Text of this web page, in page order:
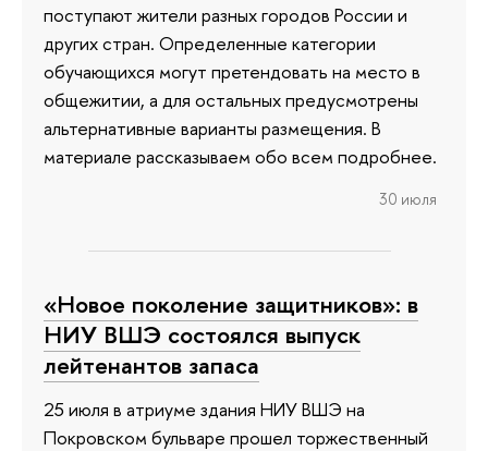
поступают жители разных городов России и
других стран. Определенные категории
обучающихся могут претендовать на место в
общежитии, а для остальных предусмотрены
альтернативные варианты размещения. В
материале рассказываем обо всем подробнее.
30 июля
«Новое поколение защитников»: в
НИУ ВШЭ состоялся выпуск
лейтенантов запаса
25 июля в атриуме здания НИУ ВШЭ на
Покровском бульваре прошел торжественный